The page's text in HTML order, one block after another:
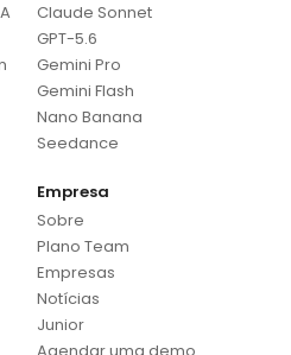
Claude Sonnet
GPT-5.6
Gemini Pro
Gemini Flash
Nano Banana
Seedance
Empresa
Sobre
Plano Team
Empresas
Notícias
Junior